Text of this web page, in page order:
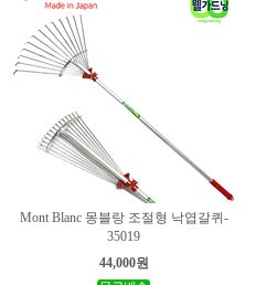
Mont Blanc 몽블랑 조절형 낙엽갈퀴-
35019
44,000원